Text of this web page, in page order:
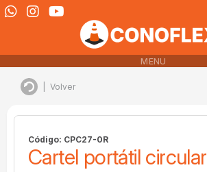
MENU
Volver
Código: CPC27-0R
Cartel portátil circular